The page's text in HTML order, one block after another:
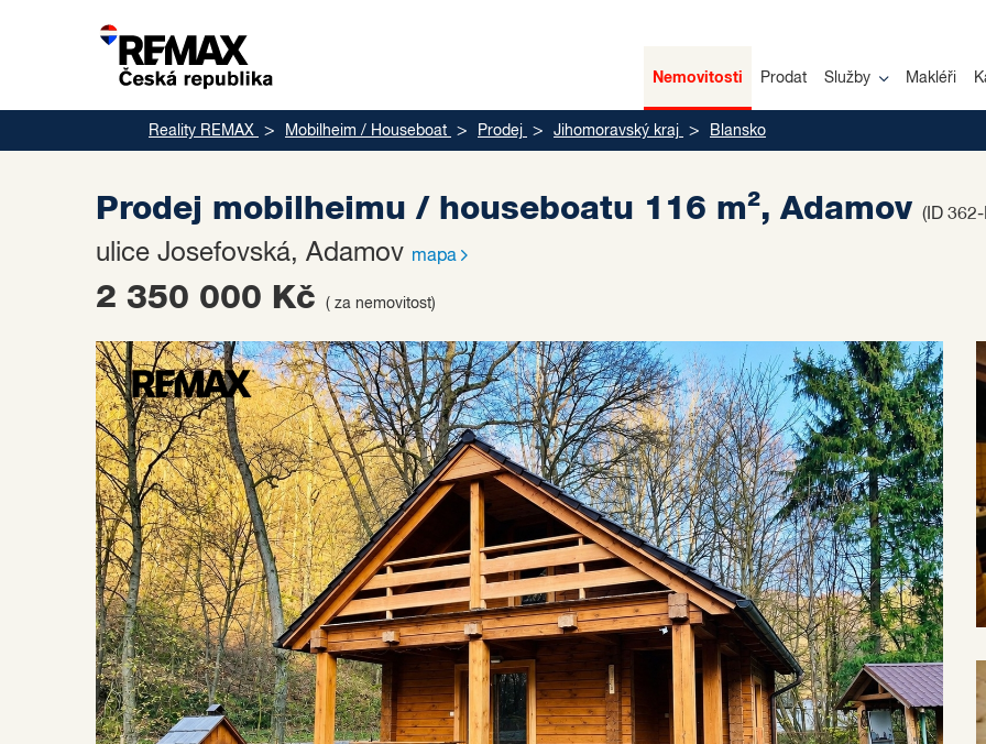
Nemovitosti Prodat Služby Makléři
Reality REMAX Mobilheim / Houseboat Prodej Jihomoravský kraj Blansko
Prodej mobilheimu / houseboatu 116 m², Adamov (ID
ulice Josefovská, Adamov mapa
2 350 000 Kč ( za nemovitost)